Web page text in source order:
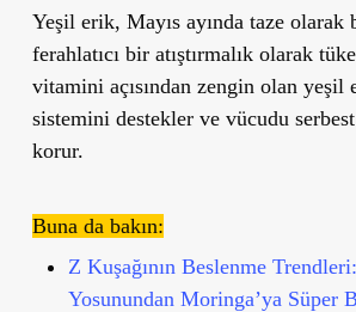
Yeşil erik, Mayıs ayında taze olarak
ferahlatıcı bir atıştırmalık olarak
vitamini açısından zengin olan yeşil
sistemini destekler ve vücudu
korur.
Buna da bakın:
Z Kuşağının Beslenme
Yosunundan Moringa’ya Süper